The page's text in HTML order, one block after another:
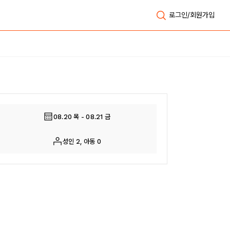
로그인/회원가입
08.20 목 - 08.21 금
성인 2, 아동 0